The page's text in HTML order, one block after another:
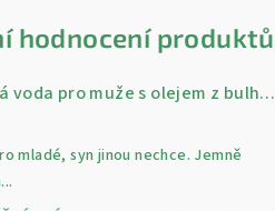
hodnocení produktů
Parfémovaná voda pro muže s olejem z bulharské růži Gold 30 ml
je 5 z 5 hvězdiček.
mladé, syn jinou nechce. Jemně